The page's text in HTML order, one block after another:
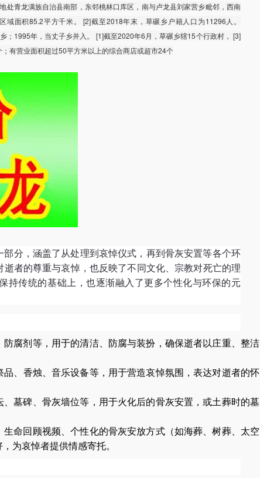
处青龙满族自治县南部，东邻桃林口库区，南与卢龙县刘家营乡毗邻，西南
面积85.2平方千米。 [2]截至2018年末，草碾乡户籍人口为11296人。
；1995年，当丈子乡并入。 [1]截至2020年6月，草碾乡辖15个行政村， [3]
有营业面积超过50平方米以上的综合商店或超市24个
分，涵盖了从处理到哀悼仪式，再到骨灰安置等各个环
者的尊重与哀悼，也反映了不同文化、宗教对死亡的理
持传统的基础上，也逐渐融入了更多个性化与环保的元
防腐剂等，用于的清洁、防腐与装扮，确保逝者以庄重、整洁
品、香烛、音乐设备等，用于营造哀悼氛围，表达对逝者的怀
、墓碑、骨灰墙位等，用于火化后的骨灰安置，或土葬时的墓
生命回顾视频、个性化的骨灰安放方式（如海葬、树葬、太空
为哀悼者提供情感寄托。